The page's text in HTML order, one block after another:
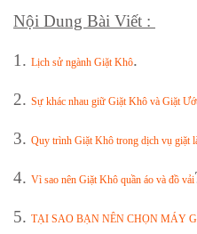
Nội Dung Bài Viết :
1. Lịch sử ngành Giặt Khô.
2. Sự khác nhau giữ Giặt Khô và Giặt
3. Quy trình Giặt Khô trong dịch vụ giặt
4. Vì sao nên Giặt Khô quần áo và đồ vải
5. TẠI SAO BẠN NÊN CHỌN MÁY